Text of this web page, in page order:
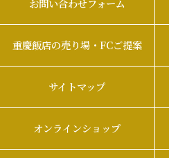
お問い合わせフォーム
重慶飯店の売り場・FCご提案
サイトマップ
オンラインショップ